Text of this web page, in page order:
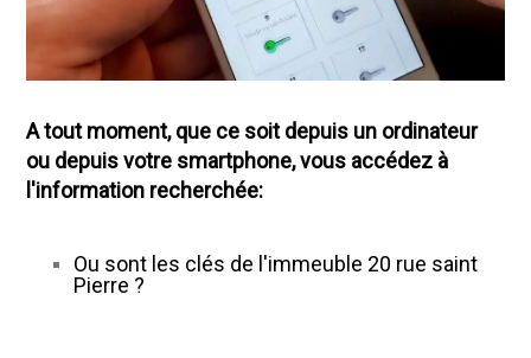
A tout moment, que ce soit depuis un ordinateur
ou depuis votre smartphone, vous accédez à
l'information recherchée:
Ou sont les clés de l'immeuble 20 rue saint
Pierre ?